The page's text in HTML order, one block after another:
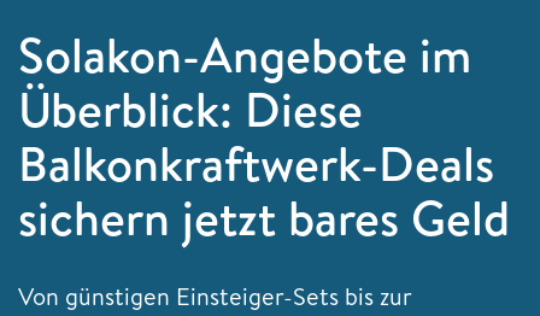
Solakon-Angebote im
Überblick: Diese
Balkonkraftwerk-Deals
sichern jetzt bares Geld
Von günstigen Einsteiger-Sets bis zur